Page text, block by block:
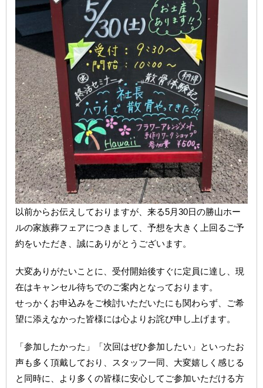
以前からお伝えしておりますが、来る5月30日の勝山ホー
ルの家族葬フェアにつきまして、予想を大きく上回るご予
約をいただき、誠にありがとうございます。
大変ありがたいことに、受付開始後すぐに定員に達し、現
在はキャンセル待ちでのご案内となっております。
せっかくお申込みをご検討いただいたにも関わらず、ご希
望に添えなかった皆様には心よりお詫び申し上げます。
「参加したかった」「次回はぜひ参加したい」といったお
声も多く頂戴しており、スタッフ一同、大変嬉しく感じる
と同時に、より多くの皆様に安心してご参加いただける方